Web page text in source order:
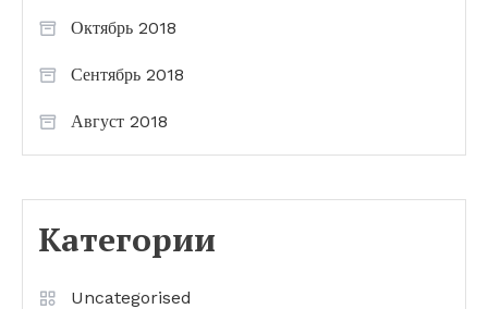
Октябрь 2018
Сентябрь 2018
Август 2018
Категории
Uncategorised